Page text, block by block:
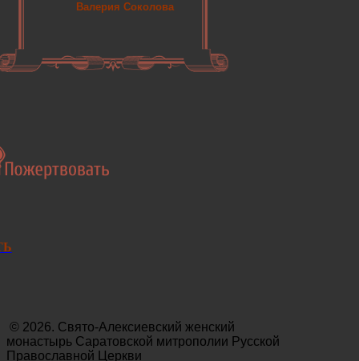
Валерия Соколова
© 2026. Свято-Алексиевский женский
монастырь Саратовской митрополии Русской
Православной Церкви